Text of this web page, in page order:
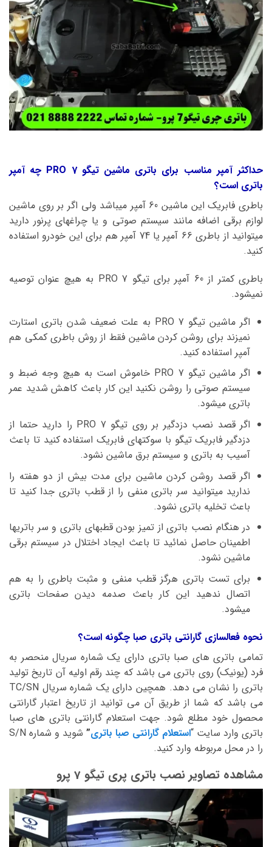
حداکثر آمپر مناسب برای باتری ماشین تیگو 7 PRO چه آمپر
باتری است؟
باطری فابریک این ماشین 60 آمپر میباشد ولی اگر بر روی ماشین
لوازم برقی اضافه مانند سیستم صوتی و یا چراغهای پرنور دارید
میتوانید از باطری 66 آمپر یا 74 آمپر هم برای این خودرو استفاده
کنید.
باطری کمتر از 60 آمپر برای تیگو 7 PRO به هیچ عنوان توصیه
نمیشود.
اگر ماشین تیگو 7 PRO به علت ضعیف شدن باتری استارت
نمیزند برای روشن کردن ماشین فقط از روش باطری کمکی هم
آمپر استفاده کنید.
اگر ماشین تیگو 7 PRO خاموش است به هیچ وجه ضبط و
سیستم صوتی را روشن نکنید این کار باعث کاهش شدید عمر
باتری میشود.
اگر قصد نصب دزدگیر بر روی تیگو 7 PRO را دارید حتما از
دزدگیر فابریک تیگو با سوکتهای فابریک استفاده کنید تا باعث
آسیب به باتری و سیستم برق ماشین نشود.
اگر قصد روشن کردن ماشین برای مدت بیش از دو هفته را
ندارید میتوانید سر باتری منفی را از قطب باتری جدا کنید تا
باعث تخلیه باتری نشود.
در هنگام نصب باتری از تمیز بودن قطبهای باتری و سر باتریها
اطمینان حاصل نمائید تا باعث ایجاد اختلال در سیستم برقی
ماشین نشود.
برای تست باتری هرگز قطب منفی و مثبت باطری را به هم
اتصال ندهید این کار باعث صدمه دیدن صفحات باتری
میشود.
نحوه فعالسازی گارانتی باتری صبا چگونه است؟
تمامی باتری های صبا باتری دارای یک شماره سریال منحصر به
فرد (یونیک) روی باتری می باشد که چند رقم اولیه آن تاریخ تولید
باتری را نشان می دهد. همچین دارای یک شماره سریال TC/SN
می باشد که شما از طریق آن می توانید از تاریخ اعتبار گارانتی
محصول خود مطلع شود. جهت استعلام گارانتی باتری های صبا
باتری وارد سایت “استعلام گارانتی صبا باتری”
شوید و شماره S/N
را در محل مربوطه وارد کنید.
مشاهده تصاویر نصب باتری پری تیگو 7 پرو